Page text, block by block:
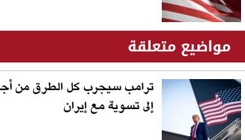
مواضيع متعلقة
ترامب سيجرب كل الطرق من
إلى تسوية مع إيران